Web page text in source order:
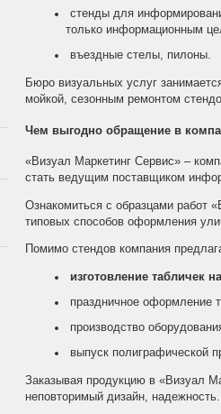
стенды для
только информационным
въездные стелы, пилоны.
Бюро визуальных услуг
мойкой, сезонным ремонтом
Чем выгодно обращение в
«Визуал Маркетинг Сервис» –
стать ведущим поставщиком
Ознакомиться с образцами работ
типовых способов оформления
Помимо стендов компания
изготовление табличек
праздничное оформление
производство
выпуск полиграфической
Заказывая продукцию в «Визуал
неповторимый дизайн,